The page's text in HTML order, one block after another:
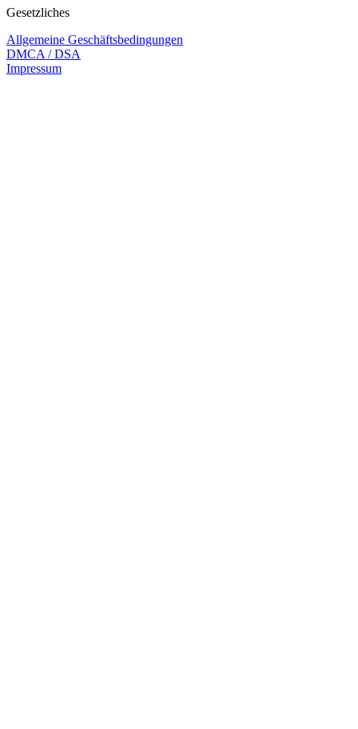
Gesetzliches
Allgemeine Geschäftsbedingungen
DMCA / DSA
Impressum